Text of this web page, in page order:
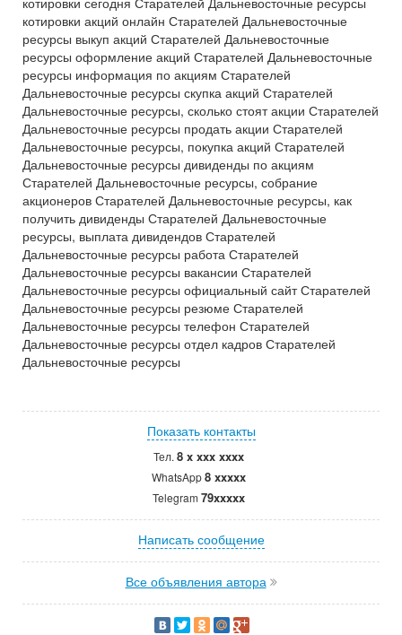
котировки акций онлайн Старателей Дальневосточные
ресурсы выкуп акций Старателей Дальневосточные
ресурсы оформление акций Старателей Дальневосточные
ресурсы информация по акциям Старателей
Дальневосточные ресурсы скупка акций Старателей
Дальневосточные ресурсы, сколько стоят акции Старателей
Дальневосточные ресурсы продать акции Старателей
Дальневосточные ресурсы, покупка акций Старателей
Дальневосточные ресурсы дивиденды по акциям
Старателей Дальневосточные ресурсы, собрание
акционеров Старателей Дальневосточные ресурсы, как
получить дивиденды Старателей Дальневосточные
ресурсы, выплата дивидендов Старателей
Дальневосточные ресурсы работа Старателей
Дальневосточные ресурсы вакансии Старателей
Дальневосточные ресурсы официальный сайт Старателей
Дальневосточные ресурсы резюме Старателей
Дальневосточные ресурсы телефон Старателей
Дальневосточные ресурсы отдел кадров Старателей
Дальневосточные ресурсы
Показать контакты
Тел. 8 x xxx xxxx
WhatsApp8 xxxxx
Telegram 79xxxxx
Написать сообщение
Все объявления автора